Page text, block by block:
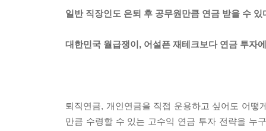
일반 직장인도 은퇴 후 공무원만큼 연금 받을 수 있
대한민국 월급쟁이, 어설픈 재테크보다 연금 투자
퇴직연금, 개인연금을 직접 운용하고 싶어도 어
만큼 수령할 수 있는 고수익 연금 투자 전략을 누